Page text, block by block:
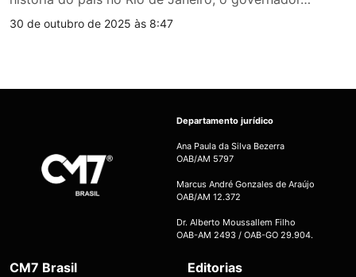
30 de outubro de 2025 às 8:47
Departamento jurídico
Ana Paula da Silva Bezerra
OAB/AM 5797
Marcus André Gonzales de Araújo
OAB/AM 12.372
Dr. Alberto Moussallem Filho
OAB-AM 2493 / OAB-GO 29.904.
CM7 Brasil Editorias